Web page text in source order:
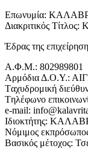
Επωνυμία:
Διακριτικός
Έδρας της
Α.Φ.Μ.: 802989801
Αρμόδια Δ.Ο.Υ.:
Tαχυδρομική
Tηλέφωνο
e-mail:
Iδιοκτήτης:
Νόμιμος
Βασικός μέτοχος: